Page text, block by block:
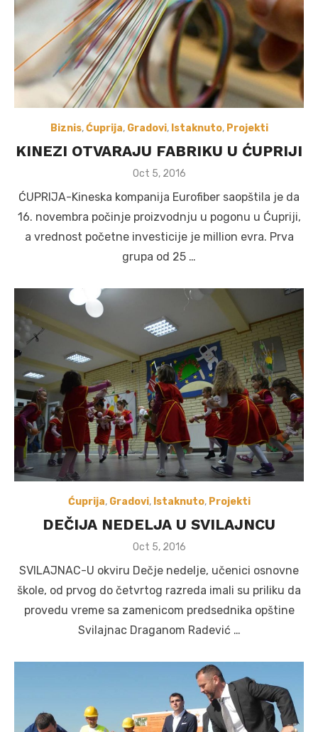
Biznis,Ćuprija, Gradovi, Istaknuto, Projekti
KINEZI OTVARAJU FABRIKU U ĆUPRIJI
Posted
Oct 5, 2016
ĆUPRIJA-Kineska kompanija Eurofiber saopštila je da
16. novembra počinje proizvodnju u pogonu u Ćupriji,
a vrednost početne investicije je million evra. Prva
grupa od 25 …
Ćuprija, Gradovi, Istaknuto, Projekti
DEČIJA NEDELJA U SVILAJNCU
Posted
Oct 5, 2016
SVILAJNAC-U okviru Dečje nedelje, učenici osnovne
škole, od prvog do četvrtog razreda imali su priliku da
provedu vreme sa zamenicom predsednika opštine
Svilajnac Draganom Radević …